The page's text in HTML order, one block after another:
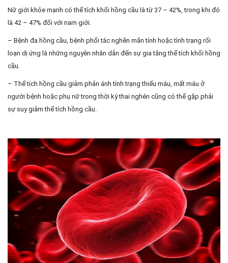
Nữ giới khỏe mạnh có thể tích khối hồng cầu là từ 37 – 42%, trong khi đó
là 42 – 47% đối với nam giới.
– Bệnh đa hồng cầu, bệnh phổi tắc nghẽn mãn tính hoặc tình trạng rối
loạn dị ứng là những nguyên nhân dẫn đến sự gia tăng thể tích khối hồng
cầu.
– Thể tích hồng cầu giảm phản ánh tình trạng thiếu máu, mất máu ở
người bệnh hoặc phụ nữ trong thời kỳ thai nghén cũng có thể gặp phải
sự suy giảm thể tích hồng cầu.